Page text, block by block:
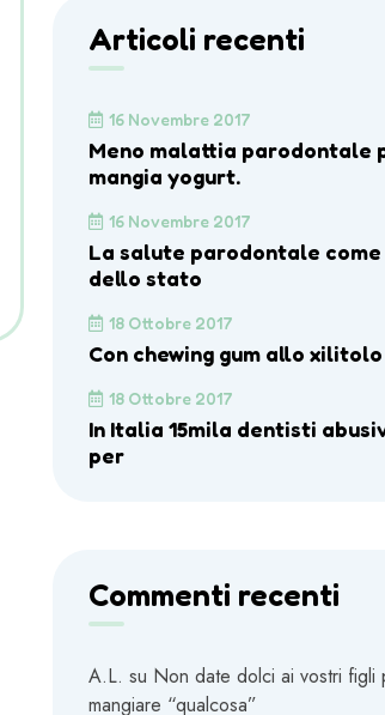
Articoli recenti
16 Novembre 2017
Meno malattia parodontale
mangia yogurt.
16 Novembre 2017
La salute parodontale
dello stato
18 Ottobre 2017
Con chewing gum allo
18 Ottobre 2017
In Italia 15mila dentisti
per
Commenti recenti
A.L. su Non date dolci ai vostri figli
mangiare “qualcosa”